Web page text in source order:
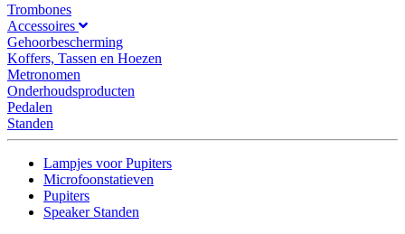
Trombones
Accessoires
Gehoorbescherming
Koffers, Tassen en Hoezen
Metronomen
Onderhoudsproducten
Pedalen
Standen
Lampjes voor Pupiters
Microfoonstatieven
Pupiters
Speaker Standen